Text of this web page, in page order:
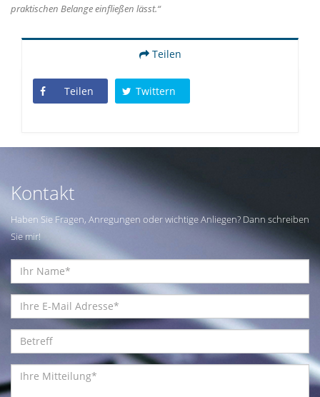
praktischen Belange einfließen lässt.“
Teilen
Teilen Twittern
Kontakt
Haben Sie Fragen, Anregungen oder wichtige Anliegen? Dann schreiben
Sie mir!